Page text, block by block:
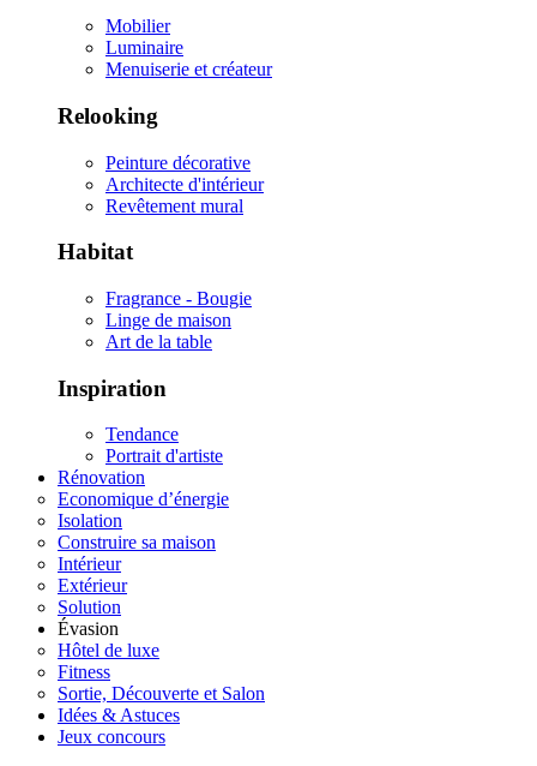
Mobilier
Luminaire
Menuiserie et créateur
Relooking
Peinture décorative
Architecte d'intérieur
Revêtement mural
Habitat
Fragrance - Bougie
Linge de maison
Art de la table
Inspiration
Tendance
Portrait d'artiste
Rénovation
Economique d’énergie
Isolation
Construire sa maison
Intérieur
Extérieur
Solution
Évasion
Hôtel de luxe
Fitness
Sortie, Découverte et Salon
Idées & Astuces
Jeux concours